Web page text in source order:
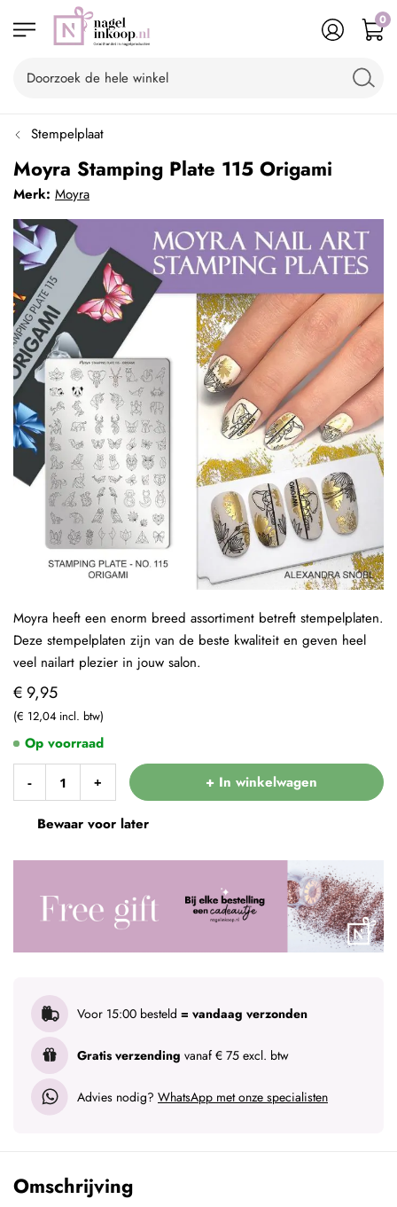
0
Stempelplaat
Moyra Stamping Plate 115 Origami
Merk: Moyra
€ 9,95
€ 12,04
- + + In winkelwagen
Bewaar voor later
Voor 15:00 besteld = vandaag verzonden
Gratis verzending vanaf € 75 excl. btw
Advies nodig? WhatsApp met onze specialisten
Op voorraad
Moyra heeft een enorm breed assortiment betreft stempelplaten.
Deze stempelplaten zijn van de beste kwaliteit en geven heel
veel nailart plezier in jouw salon.
Omschrijving